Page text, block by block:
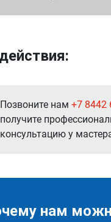
Позвоните нам +7 8442
получите
консультацию у
нам